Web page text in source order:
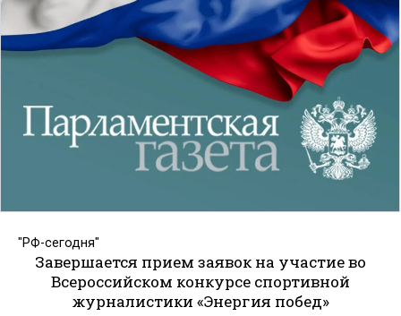
"РФ-сегодня"
Завершается прием заявок на участие во
Всероссийском конкурсе спортивной
журналистики «Энергия побед»